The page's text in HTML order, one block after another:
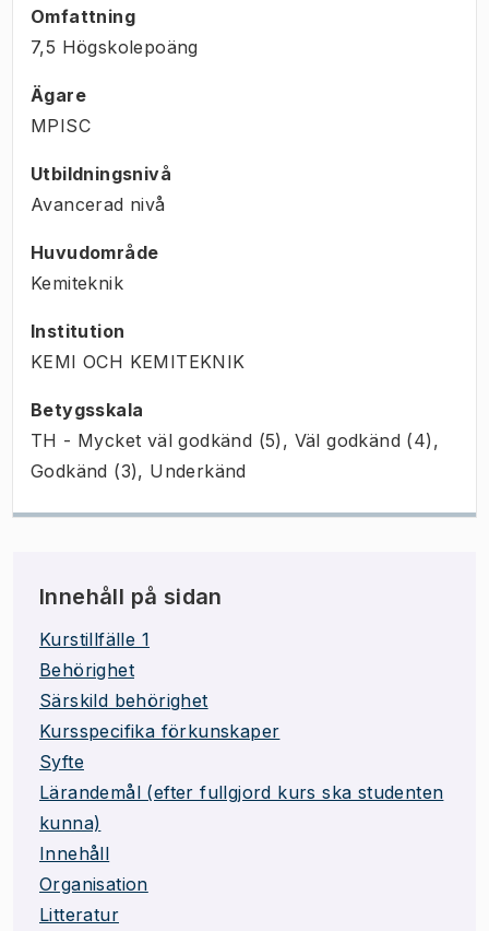
Omfattning
7,5 Högskolepoäng
Ägare
MPISC
Utbildningsnivå
Avancerad nivå
Huvudområde
Kemiteknik
Institution
KEMI OCH KEMITEKNIK
Betygsskala
TH - Mycket väl godkänd (5), Väl godkänd (4),
Godkänd (3), Underkänd
Innehåll på sidan
Kurstillfälle 1
Behörighet
Särskild behörighet
Kursspecifika förkunskaper
Syfte
Lärandemål (efter fullgjord kurs ska studenten
kunna)
Innehåll
Organisation
Litteratur